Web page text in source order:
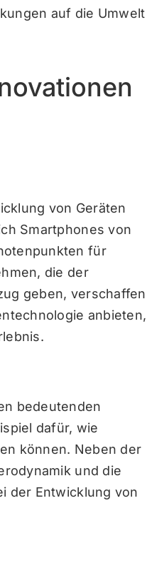
auf die Umwelt
von Geräten
Smartphones von
für
die der
geben, verschaffen
anbieten,
bedeutenden
dafür, wie
können. Neben der
und die
der Entwicklung von